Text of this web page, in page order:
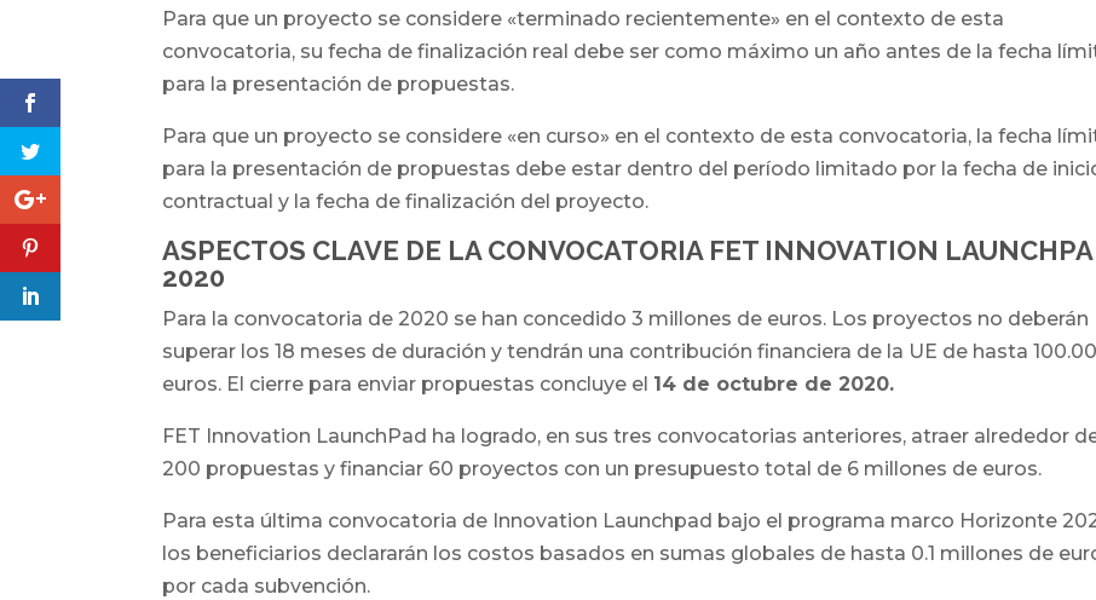
Para que un proyecto se considere «terminado recientemente» en el contexto de esta
convocatoria, su fecha de finalización real debe ser como máximo un año antes de la fecha
para la presentación de propuestas.
Para que un proyecto se considere «en curso» en el contexto de esta convocatoria, la fecha
para la presentación de propuestas debe estar dentro del período limitado por la fecha de
contractual y la fecha de finalización del proyecto.
ASPECTOS CLAVE DE LA CONVOCATORIA FET INNOVATION
2020
Para la convocatoria de 2020 se han concedido 3 millones de euros. Los proyectos no deberán
superar los 18 meses de duración y tendrán una contribución financiera de la UE de hasta
euros. El cierre para enviar propuestas concluye el 14 de octubre de 2020.
FET Innovation LaunchPad ha logrado, en sus tres convocatorias anteriores, atraer alrededor
200 propuestas y financiar 60 proyectos con un presupuesto total de 6 millones de euros.
Para esta última convocatoria de Innovation Launchpad bajo el programa marco Horizonte
los beneficiarios declararán los costos basados ​​en sumas globales de hasta 0.1 millones de
por cada subvención.